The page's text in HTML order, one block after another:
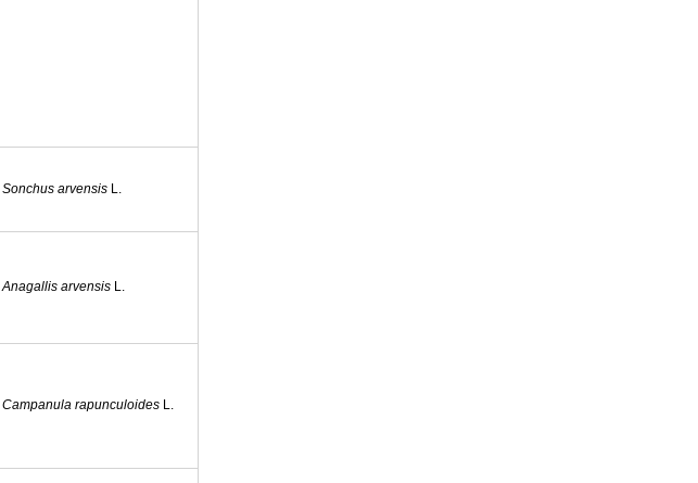
Sonchus arvensisL.
Anagallis arvensisL.
Campanula rapunculoidesL.